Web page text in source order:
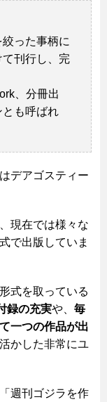
った事柄に
刊行し、完
、分冊出
も呼ばれ
デアゴスティー
現在では様々な
で出版していま
式を取っている
録の充実や、 毎
一つの作品が出
かした非常にユ
週刊ゴジラを作